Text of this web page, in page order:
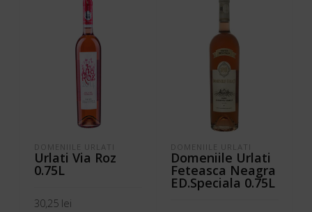
DOMENIILE URLATI
Urlati Via Roz
0.75L
30,25 lei
DOMENIILE URLATI
Domeniile Urlati
Feteasca Neagra
ED.Speciala 0.75L